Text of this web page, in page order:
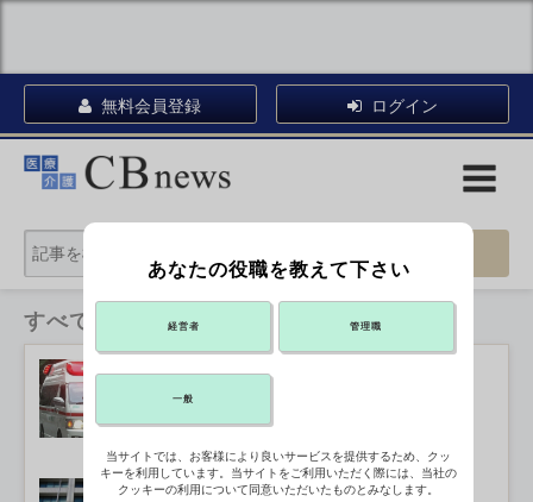
無料会員登録 ログイン
すべてのカテゴリ
熱中症救急搬送者、全国で45人死亡
2026年07月29日 13:25
熊本地震の被災者 マイナ保険証なし
あなたの役職を教えて下さい
経営者 管理職
一般
当サイトでは、お客様により良いサービスを提供するため、クッ
キーを利用しています。当サイトをご利用いただく際には、当社の
クッキーの利用について同意いただいたものとみなします。